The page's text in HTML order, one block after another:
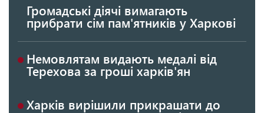
Громадські діячі вимагають
прибрати сім пам'ятників у Харкові
Немовлятам видають медалі від
Терехова за гроші харків'ян
Харків вирішили прикрашати до